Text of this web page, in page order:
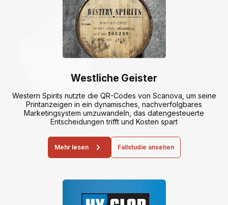
Westliche Geister
Western Spirits nutzte die QR-Codes von Scanova, um seine
Printanzeigen in ein dynamisches, nachverfolgbares
Marketingsystem umzuwandeln, das datengesteuerte
Entscheidungen trifft und Kosten spart
Mehr lesen Fallstudie ansehen